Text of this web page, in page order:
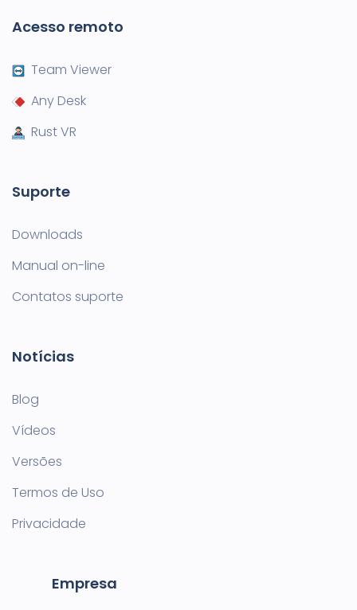
Acesso remoto
Team Viewer
Any Desk
Rust VR
Suporte
Downloads
Manual on-line
Contatos suporte
Notícias
Blog
Vídeos
Versões
Termos de Uso
Privacidade
Empresa